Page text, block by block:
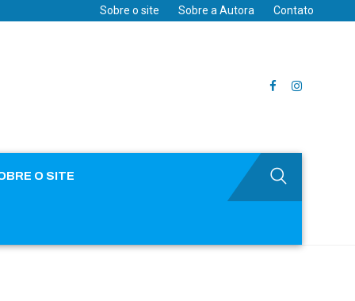
Sobre o site Sobre a Autora Contato
O SITE